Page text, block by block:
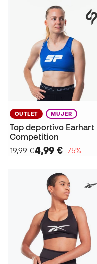
OUTLET MUJER
Top deportivo Earhart
Competition
19,99 €4,99 €−75%